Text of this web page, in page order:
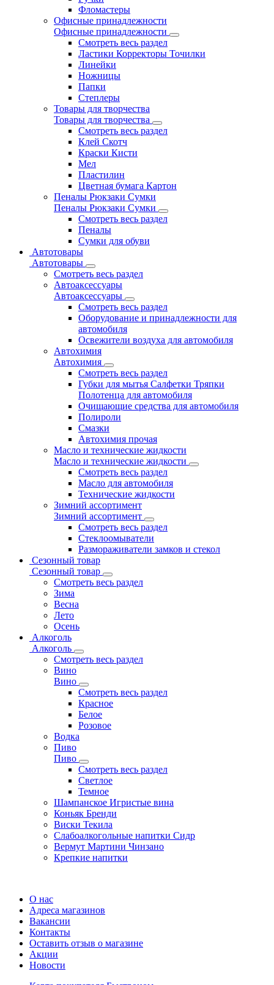
Фломастеры
Офисные принадлежности
Офисные принадлежности
Смотреть весь раздел
Ластики Корректоры Точилки
Линейки
Ножницы
Папки
Степлеры
Товары для творчества
Товары для творчества
Смотреть весь раздел
Клей Скотч
Краски Кисти
Мел
Пластилин
Цветная бумага Картон
Пеналы Рюкзаки Сумки
Пеналы Рюкзаки Сумки
Смотреть весь раздел
Пеналы
Сумки для обуви
Автотовары
Автотовары
Смотреть весь раздел
Автоаксессуары
Автоаксессуары
Смотреть весь раздел
Оборудование и принадлежности для
автомобиля
Освежители воздуха для автомобиля
Автохимия
Автохимия
Смотреть весь раздел
Губки для мытья Салфетки Тряпки
Полотенца для автомобиля
Очищающие средства для автомобиля
Полироли
Смазки
Автохимия прочая
Масло и технические жидкости
Масло и технические жидкости
Смотреть весь раздел
Масло для автомобиля
Технические жидкости
Зимний ассортимент
Зимний ассортимент
Смотреть весь раздел
Стеклоомыватели
Размораживатели замков и стекол
Сезонный товар
Сезонный товар
Смотреть весь раздел
Зима
Весна
Лето
Осень
Алкоголь
Алкоголь
Смотреть весь раздел
Вино
Вино
Смотреть весь раздел
Красное
Белое
Розовое
Водка
Пиво
Пиво
Смотреть весь раздел
Cветлое
Темное
Шампанское Игристые вина
Коньяк Бренди
Виски Текила
Слабоалкогольные напитки Сидр
Вермут Мартини Чинзано
Крепкие напитки
О нас
Адреса магазинов
Вакансии
Контакты
Оставить отзыв о магазине
Акции
Новости